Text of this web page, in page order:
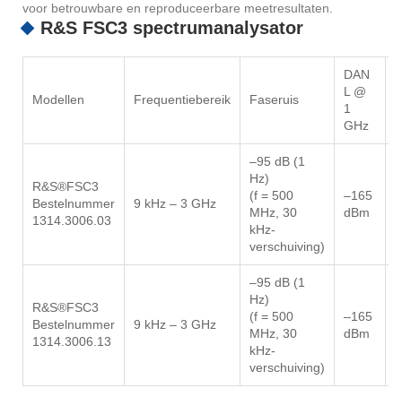
voor betrouwbare en reproduceerbare meetresultaten.
R&S FSC3 spectrumanalysator
Modellen Frequentiebereik Faseruis
DAN
L @
1
GHz
R&S®FSC3
Bestelnummer
1314.3006.03
9 kHz – 3 GHz
–95 dB (1
Hz)
(f = 500
MHz, 30
kHz-
verschuiving)
–165
dBm
R&S®FSC3
Bestelnummer
1314.3006.13
9 kHz – 3 GHz
–95 dB (1
Hz)
(f = 500
MHz, 30
kHz-
verschuiving)
–165
dBm